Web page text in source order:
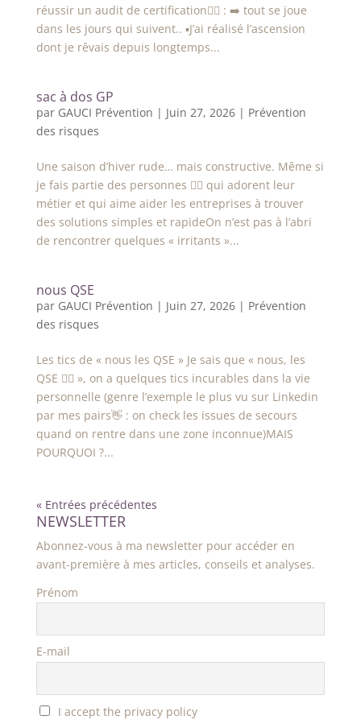
réussir un audit de certification👷‍♀️ : ➡️ tout se joue
dans les jours qui suivent.. ▪️J’ai réalisé l’ascension
dont je rêvais depuis longtemps...
sac à dos GP
par GAUCI Prévention | Juin 27, 2026| Prévention
des risques
Une saison d’hiver rude… mais constructive. Même si
je fais partie des personnes 👷‍♀️ qui adorent leur
métier et qui aime aider les entreprises à trouver
des solutions simples et rapideOn n’est pas à l’abri
de rencontrer quelques « irritants »...
nous QSE
par GAUCI Prévention | Juin 27, 2026| Prévention
des risques
Les tics de « nous les QSE » Je sais que « nous, les
QSE 👷‍♀️ », on a quelques tics incurables dans la vie
personnelle (genre l’exemple le plus vu sur Linkedin
par mes pairs👋 : on check les issues de secours
quand on rentre dans une zone inconnue)MAIS
POURQUOI ?...
« Entrées précédentes
NEWSLETTER
Abonnez-vous à ma newsletter pour accéder en
avant-première à mes articles, conseils et analyses.
Prénom
E-mail
I accept the privacy policy